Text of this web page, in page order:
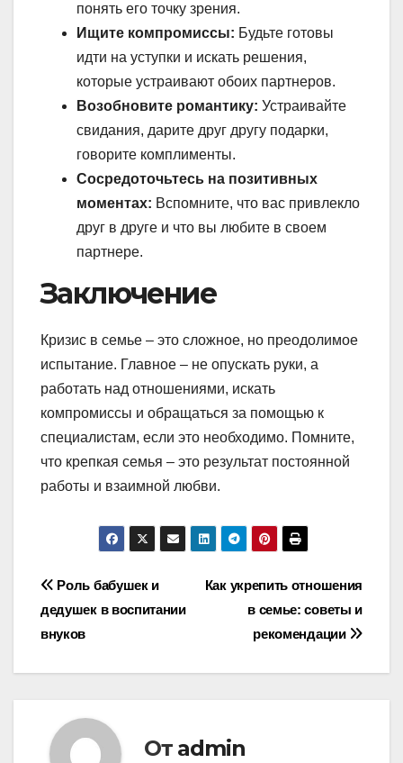
понять его точку зрения.
Ищите компромиссы: Будьте готовы
идти на уступки и искать решения,
которые устраивают обоих партнеров.
Возобновите романтику: Устраивайте
свидания, дарите друг другу подарки,
говорите комплименты.
Сосредоточьтесь на позитивных
моментах: Вспомните, что вас привлекло
друг в друге и что вы любите в своем
партнере.
Заключение
Кризис в семье – это сложное, но преодолимое
испытание. Главное – не опускать руки, а
работать над отношениями, искать
компромиссы и обращаться за помощью к
специалистам, если это необходимо. Помните,
что крепкая семья – это результат постоянной
работы и взаимной любви.
Навигация
по
записям
Как укрепить отношения
в семье: советы и
рекомендации
Роль бабушек и
дедушек в воспитании
внуков
От admin